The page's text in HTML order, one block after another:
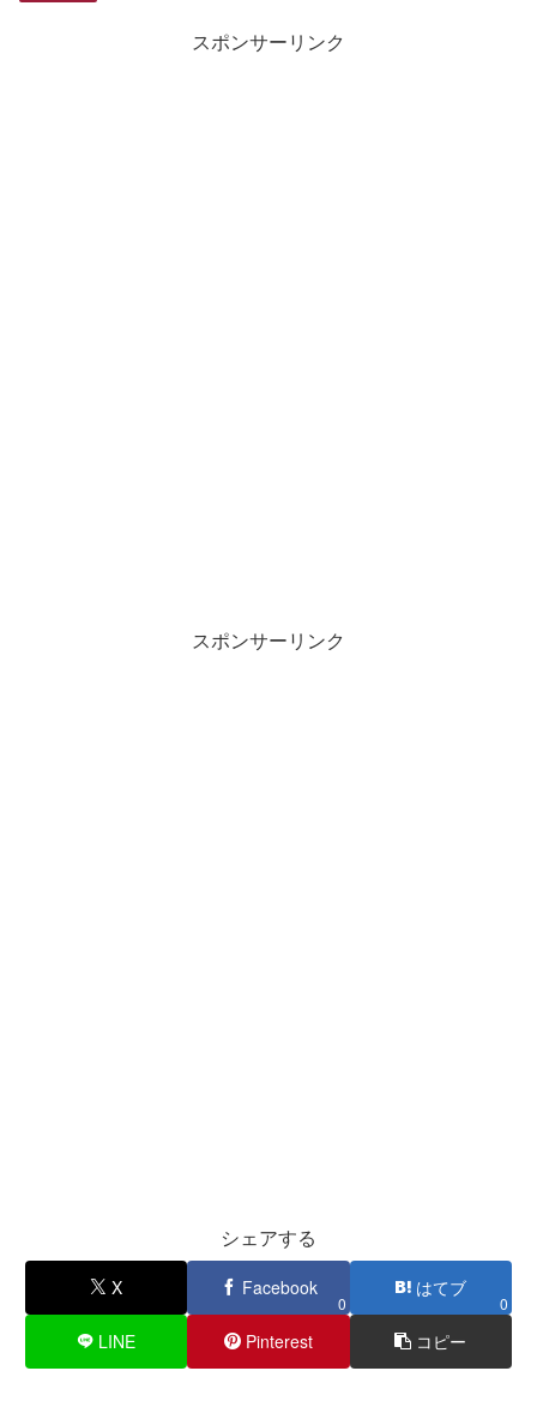
スポンサーリンク
スポンサーリンク
シェアする
X Facebook
0
はてブ
0
LINE Pinterest コピー